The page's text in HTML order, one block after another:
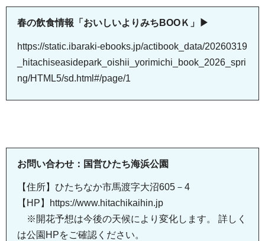
春の飲食情報「おいしいよりみちBOOＫ」▶
https://static.ibaraki-ebooks.jp/actibook_data/20260319
_hitachiseasidepark_oishii_yorimichi_book_2026_spri
ng/HTML5/sd.html#/page/1
お問い合わせ：国営ひたち海浜公園
【住所】ひたちなか市馬渡字大沼605－4
【HP】https://www.hitachikaihin.jp
※開花予想は今後の天候により変化します。 詳しく
は公園HPをご確認ください。